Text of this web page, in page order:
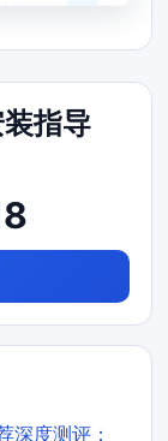
指导
度测评：